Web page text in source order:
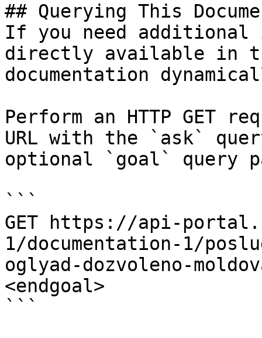
## Querying This
If you need
directly available in
documentation
Perform an HTTP GET
URL with the `ask`
optional `goal` query
```
GET https://api-
1/documentation-1/
oglyad-dozvoleno-
<endgoal>
```